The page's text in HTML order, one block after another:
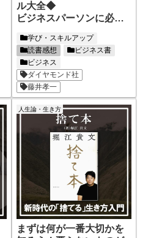
ル大全◆
ビジネスパーソンに必要
る！
向上心旺盛だけど忙しい
という方におススメ！
学び・スキルアップ
読書感想
ビジネス書
ビジネス
ダイヤモンド社
藤井孝一
人生論・生き方
まずは何が一番大切かを